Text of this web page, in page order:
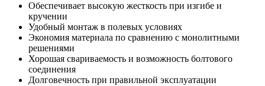
Обеспечивает высокую жесткость при изгибе и
кручении
Удобный монтаж в полевых условиях
Экономия материала по сравнению с монолитными
решениями
Хорошая свариваемость и возможность болтового
соединения
Долговечность при правильной эксплуатации